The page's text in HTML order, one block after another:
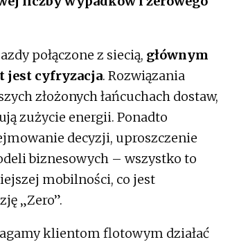
połączone z siecią, głównym
jest cyfryzacja. Rozwiązania
złożonych łańcuchach dostaw,
zużycie energii. Ponadto
decyzji, uproszczenie
biznesowych – wszystko to
mobilności, co jest
„Zero”.
klientom flotowym działać